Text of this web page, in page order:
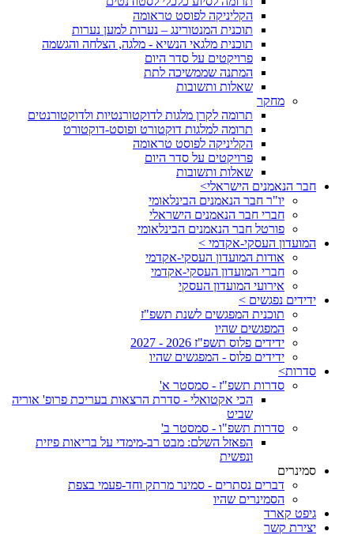
הקליניקה לפוסט טראומה
תוכנית המנטורינג – נערות למען נערות
תוכנית מלגאי הנשיא - מלגה, הצלחה והגשמה
פרויקטים על סדר היום
המתנה שממשיכה לתת
שאלות ותשובות
מחקר
תרומה לקרן מלגות לדוקטורנטיות ולדוקטורנטים
תרומה למלגות דוקטורט ופוסט-דוקטורט
הקליניקה לפוסט טראומה
פרויקטים על סדר היום
שאלות ותשובות
חבר הנאמנים הישראלי>
יו"ר חבר הנאמנים הבינלאומי
חברי חבר הנאמנים הישראלי
פורטל חבר הנאמנים הבינלאומי
המועדון העסקי-אקדמי >
אודות המועדון העסקי-אקדמי
חברי המועדון העסקי-אקדמי
אירועי המועדון העסקי
ידידים נפגשים >
תוכנית המפגשים לשנת תשפ"ז
המפגשים שהיו
ידידים פלוס תשפ"ז 2026 - 2027
ידידים פלוס - המפגשים שהיו
סדרות>
סדרות תשפ"ז - סמסטר א'
הכי אקטואלי - סדרת הרצאות בעריכת פרופ' אוריה
שביט
סדרות תשפ"ו - סמסטר ב'
הפאזל השלם: מבט רב-מימדי על בריאות פיזית
ונפשית
סמינרים
דברים נסתרים - סמינר מרתק וחד-פעמי בצפת
הסמינרים שהיו
גיפט קארד
יצירת קשר